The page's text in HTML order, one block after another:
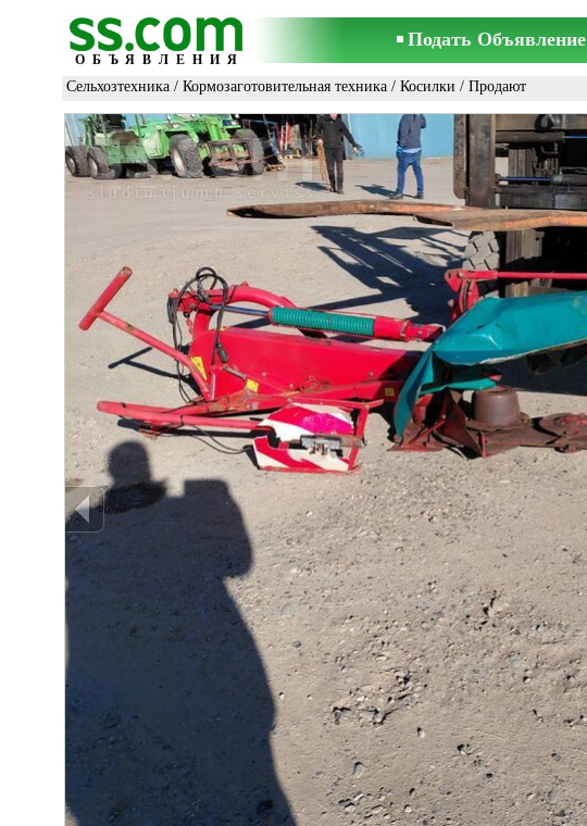
ОБЪЯВЛЕНИЯ
Подать Объявление
Сельхозтехника / Кормозаготовительная техника / Косилки / Продают